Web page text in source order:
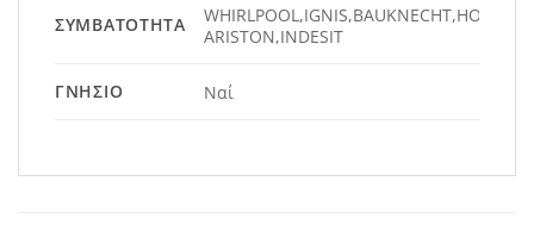
ΣΥΜΒΑΤΌΤΗΤΑ
ARISTON,INDESIT
ΓΝΉΣΙΟ Ναί